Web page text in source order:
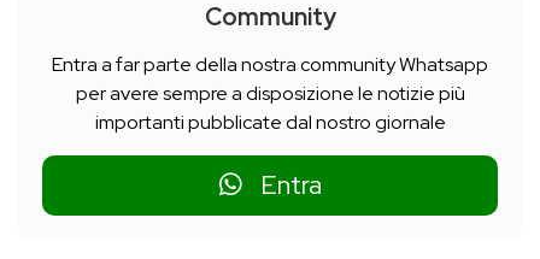
Community
Entra a far parte della nostra community Whatsapp
per avere sempre a disposizione le notizie più
importanti pubblicate dal nostro giornale
Entra